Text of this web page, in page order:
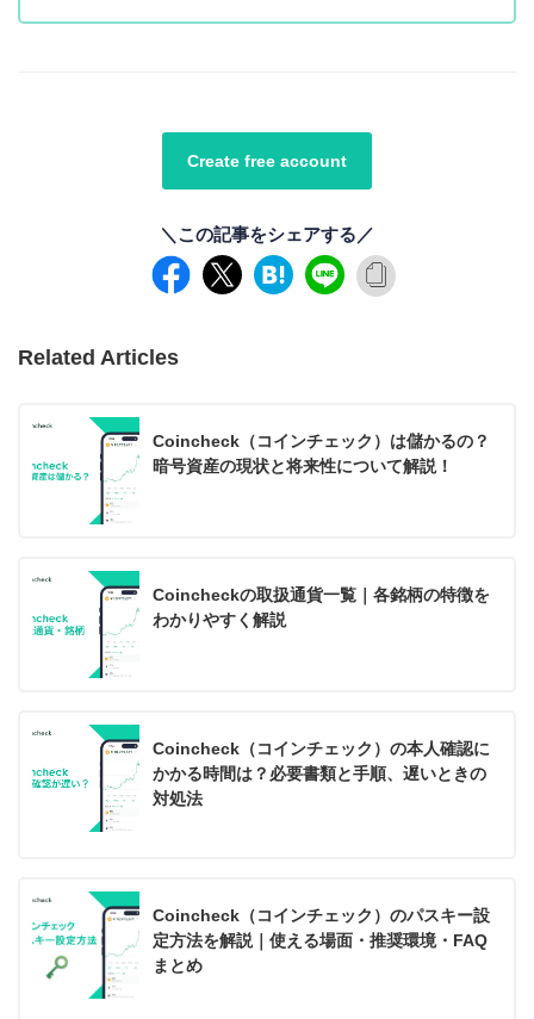
Create free account
＼この記事をシェアする／
Related Articles
Coincheck（コインチェック）は儲かるの？
暗号資産の現状と将来性について解説！
Coincheckの取扱通貨一覧｜各銘柄の特徴を
わかりやすく解説
Coincheck（コインチェック）の本人確認に
かかる時間は？必要書類と手順、遅いときの
対処法
Coincheck（コインチェック）のパスキー設
定方法を解説｜使える場面・推奨環境・FAQ
まとめ